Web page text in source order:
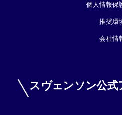
個人情報保
推奨環
会社情
スヴェンソン公